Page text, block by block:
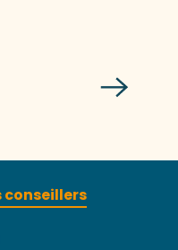
conseillers